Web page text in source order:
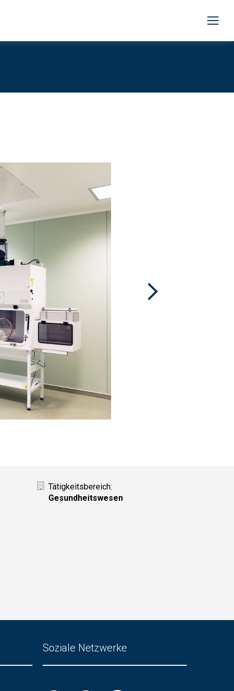
Tätigkeitsbereich:
Gesundheitswesen
Soziale Netzwerke